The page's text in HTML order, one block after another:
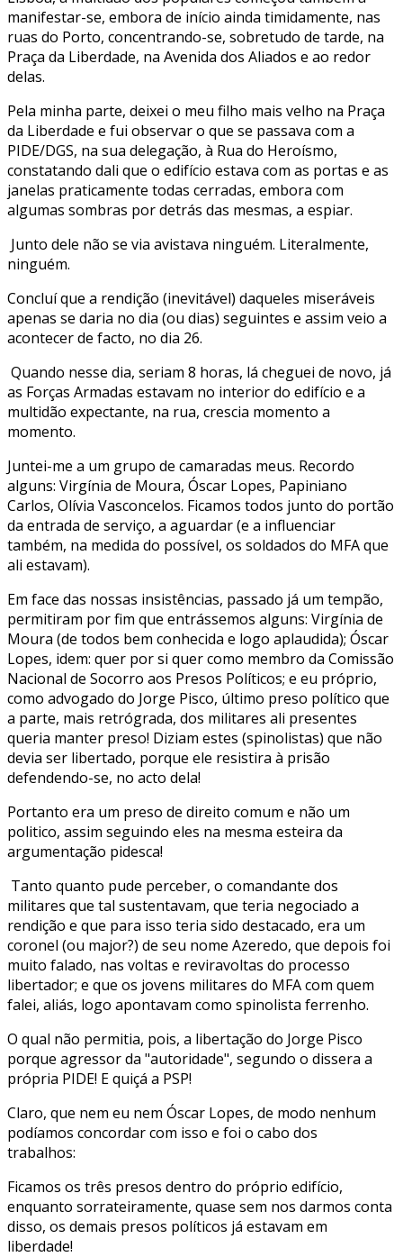
manifestar-se, embora de início ainda timidamente, nas
ruas do Porto, concentrando-se, sobretudo de tarde, na
Praça da Liberdade, na Avenida dos Aliados e ao redor
delas.
Pela minha parte, deixei o meu filho mais velho na Praça
da Liberdade e fui observar o que se passava com a
PIDE/DGS, na sua delegação, à Rua do Heroísmo,
constatando dali que o edifício estava com as portas e as
janelas praticamente todas cerradas, embora com
algumas sombras por detrás das mesmas, a espiar.
Junto dele não se via avistava ninguém. Literalmente,
ninguém.
Concluí que a rendição (inevitável) daqueles miseráveis
apenas se daria no dia (ou dias) seguintes e assim veio a
acontecer de facto, no dia 26.
Quando nesse dia, seriam 8 horas, lá cheguei de novo, já
as Forças Armadas estavam no interior do edifício e a
multidão expectante, na rua, crescia momento a
momento.
Juntei-me a um grupo de camaradas meus. Recordo
alguns: Virgínia de Moura, Óscar Lopes, Papiniano
Carlos, Olívia Vasconcelos. Ficamos todos junto do portão
da entrada de serviço, a aguardar (e a influenciar
também, na medida do possível, os soldados do MFA que
ali estavam).
Em face das nossas insistências, passado já um tempão,
permitiram por fim que entrássemos alguns: Virgínia de
Moura (de todos bem conhecida e logo aplaudida); Óscar
Lopes, idem: quer por si quer como membro da Comissão
Nacional de Socorro aos Presos Políticos; e eu próprio,
como advogado do Jorge Pisco, último preso político que
a parte, mais retrógrada, dos militares ali presentes
queria manter preso! Diziam estes (spinolistas) que não
devia ser libertado, porque ele resistira à prisão
defendendo-se, no acto dela!
Portanto era um preso de direito comum e não um
politico, assim seguindo eles na mesma esteira da
argumentação pidesca!
Tanto quanto pude perceber, o comandante dos
militares que tal sustentavam, que teria negociado a
rendição e que para isso teria sido destacado, era um
coronel (ou major?) de seu nome Azeredo, que depois foi
muito falado, nas voltas e reviravoltas do processo
libertador; e que os jovens militares do MFA com quem
falei, aliás, logo apontavam como spinolista ferrenho.
O qual não permitia, pois, a libertação do Jorge Pisco
porque agressor da "autoridade", segundo o dissera a
própria PIDE! E quiçá a PSP!
Claro, que nem eu nem Óscar Lopes, de modo nenhum
podíamos concordar com isso e foi o cabo dos
trabalhos:
Ficamos os três presos dentro do próprio edifício,
enquanto sorrateiramente, quase sem nos darmos conta
disso, os demais presos políticos já estavam em
liberdade!